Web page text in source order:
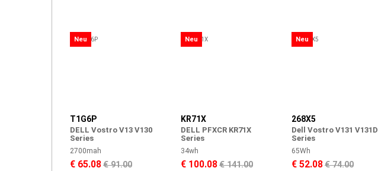
Neu
T1G6P
DELL Vostro V13 V130
Series
2700mah
€ 65.08€ 91.00
Neu
KR71X
DELL PFXCR KR71X
Series
34wh
€ 100.08€ 141.00
Neu
268X5
Dell Vostro V131 V131D
Series
65Wh
€ 52.08€ 74.00